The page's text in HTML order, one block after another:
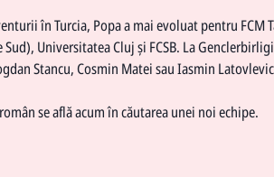
în Turcia, Popa a mai evoluat pentru FCM
Sud), Universitatea Cluj și FCSB. La
Stancu, Cosmin Matei sau Iasmin
se află acum în căutarea unei noi echipe.